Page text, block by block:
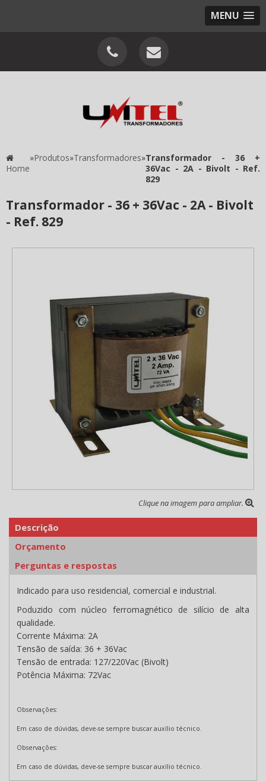
MENU
Home
»Produtos»Transformadores»Transformador - 36 +
36Vac - 2A - Bivolt - Ref.
829
Transformador - 36 + 36Vac - 2A - Bivolt
- Ref. 829
Clique na imagem para ampliar.
Descrição
Orçamento
Perguntas e respostas
Indicado para uso residencial, comercial e industrial.
Poduzido com núcleo ferromagnético de silício de alta
qualidade.
Corrente Máxima: 2A
Tensão de saída: 36 + 36Vac
Tensão de entrada: 127/220Vac (Bivolt)
Potência Máxima: 72Vac
Observações:
Em caso de dúvidas, deve-se sempre buscar auxílio técnico.
Observações:
Em caso de dúvidas, deve-se sempre buscar auxílio técnico.